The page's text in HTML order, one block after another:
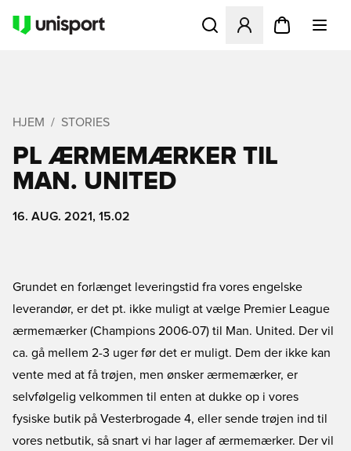
Åbner en Modal til at
HJEM STORIES
PL ÆRMEMÆRKER TIL
MAN. UNITED
16. AUG. 2021, 15.02
Grundet en forlænget leveringstid fra vores engelske
leverandør, er det pt. ikke muligt at vælge Premier League
ærmemærker (Champions 2006-07) til Man. United. Der vil
ca. gå mellem 2-3 uger før det er muligt. Dem der ikke kan
vente med at få trøjen, men ønsker ærmemærker, er
selvfølgelig velkommen til enten at dukke op i vores
fysiske butik på Vesterbrogade 4, eller sende trøjen ind til
vores netbutik, så snart vi har lager af ærmemærker. Der vil